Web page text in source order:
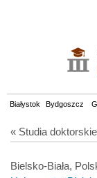
Białystok Bydgoszcz
« Studia
Bielsko-Biała,